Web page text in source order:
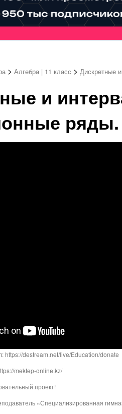
> Алгебра | 11 класс > Дискретные
и
ряды.
https://destream.net/live/Education/donate
mektep-online.kz/
проект!
«Специализированная